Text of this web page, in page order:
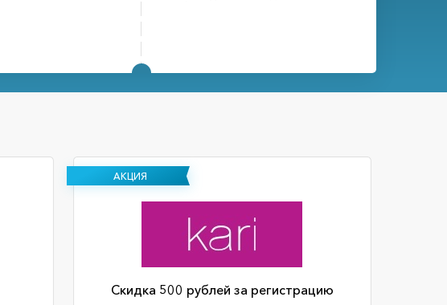
АКЦИЯ
Скидка 500 рублей за регистрацию